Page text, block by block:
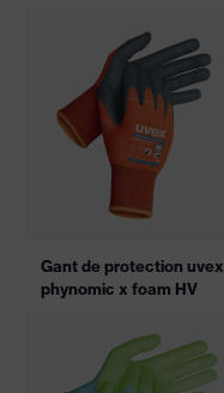
Gant de protection uvex
phynomic x foam HV